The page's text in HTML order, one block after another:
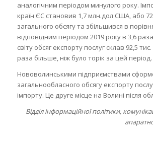
аналогічним періодом минулого року.
країн ЄС становив 1,7 млн.дол США, або
загального обсягу та збільшився в
відповідним періодом 2019 року в 3,6
світу обсяг експорту послуг склав 92,5
раза більше, ніж було торік за цей період.
Нововолинськими підприємствами
загальнообласного обсягу експорту
імпорту. Це друге місце на Волині після
Відділ інформаційної політики,